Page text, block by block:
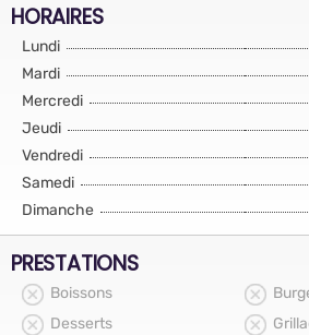
HORAIRES
Lundi
Mardi
Mercredi
Jeudi
Vendredi
Samedi
Dimanche
PRESTATIONS
Boissons
Desserts